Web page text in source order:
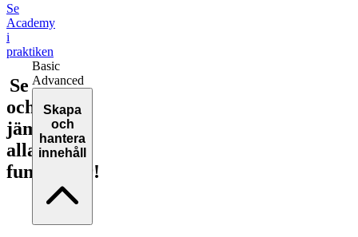
Se
Academy
i
praktiken
Se
och
jämför
alla
funktioner!
Basic
Advanced
Skapa
och
hantera
innehåll